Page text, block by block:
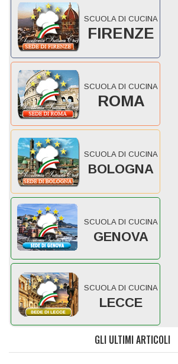
SCUOLA DI CUCINA
FIRENZE
SCUOLA DI CUCINA
ROMA
SCUOLA DI CUCINA
BOLOGNA
SCUOLA DI CUCINA
GENOVA
SCUOLA DI CUCINA
LECCE
GLI ULTIMI ARTICOLI